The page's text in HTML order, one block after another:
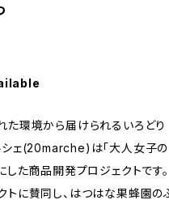
た環境から届けられるいろどり
シェ(20marche)は「大人女子の
した商品開発プロジェクトです。
に賛同し、はつはな果蜂園の